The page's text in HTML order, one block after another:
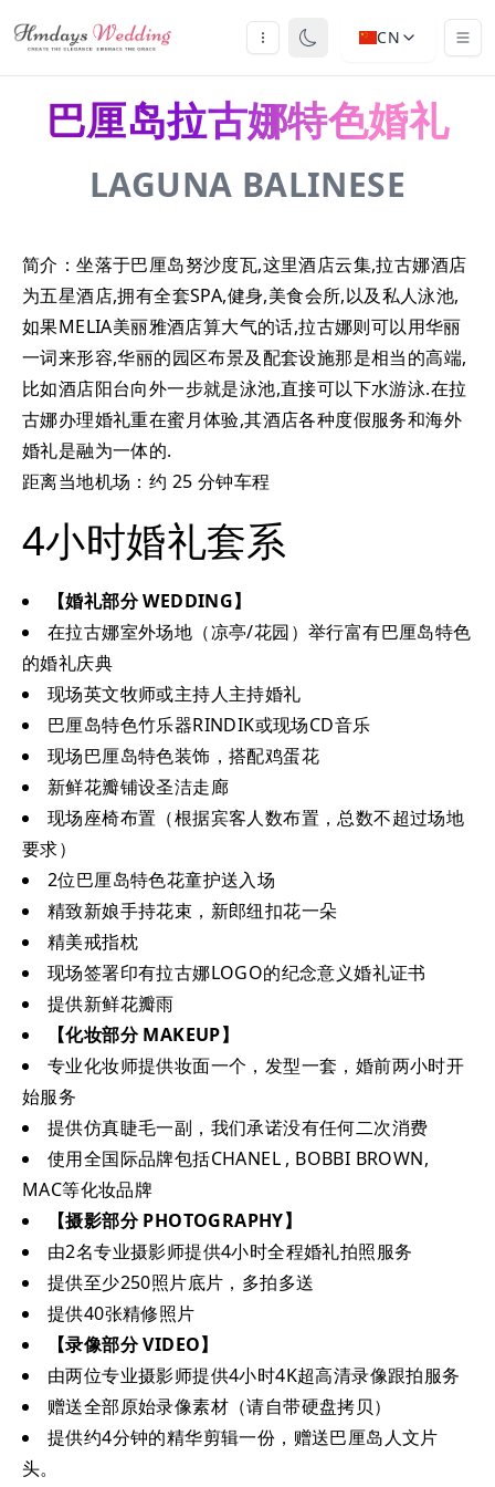
CN
巴厘岛拉古娜特色婚礼
LAGUNA BALINESE
简介：坐落于巴厘岛努沙度瓦,这里酒店云集,拉古娜酒店
为五星酒店,拥有全套SPA,健身,美食会所,以及私人泳池,
如果MELIA美丽雅酒店算大气的话,拉古娜则可以用华丽
一词来形容,华丽的园区布景及配套设施那是相当的高端,
比如酒店阳台向外一步就是泳池,直接可以下水游泳.在拉
古娜办理婚礼重在蜜月体验,其酒店各种度假服务和海外
婚礼是融为一体的.
距离当地机场：约 25 分钟车程
4小时婚礼套系
【婚礼部分 WEDDING】
在拉古娜室外场地（凉亭/花园）举行富有巴厘岛特色
的婚礼庆典
现场英文牧师或主持人主持婚礼
巴厘岛特色竹乐器RINDIK或现场CD音乐
现场巴厘岛特色装饰，搭配鸡蛋花
新鲜花瓣铺设圣洁走廊
现场座椅布置（根据宾客人数布置，总数不超过场地
要求）
2位巴厘岛特色花童护送入场
精致新娘手持花束，新郎纽扣花一朵
精美戒指枕
现场签署印有拉古娜LOGO的纪念意义婚礼证书
提供新鲜花瓣雨
【化妆部分 MAKEUP】
专业化妆师提供妆面一个，发型一套，婚前两小时开
始服务
提供仿真睫毛一副，我们承诺没有任何二次消费
使用全国际品牌包括CHANEL , BOBBI BROWN,
MAC等化妆品牌
【摄影部分 PHOTOGRAPHY】
由2名专业摄影师提供4小时全程婚礼拍照服务
提供至少250照片底片，多拍多送
提供40张精修照片
【录像部分 VIDEO】
由两位专业摄影师提供4小时4K超高清录像跟拍服务
赠送全部原始录像素材（请自带硬盘拷贝）
提供约4分钟的精华剪辑一份，赠送巴厘岛人文片
头。